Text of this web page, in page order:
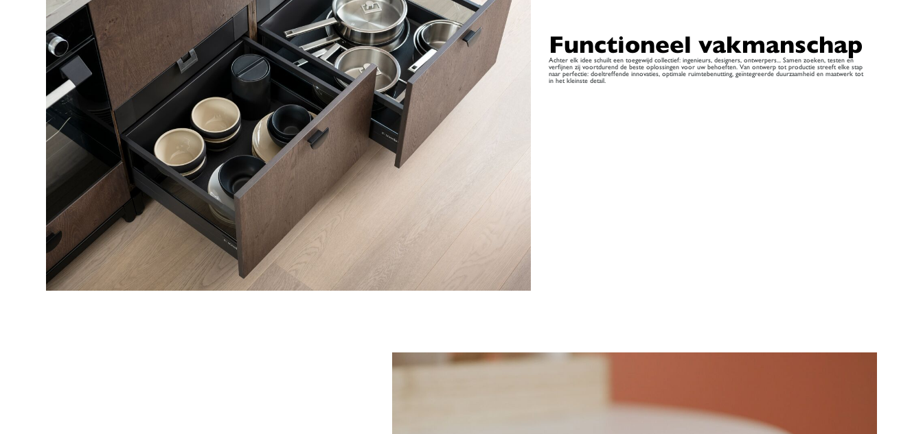
Functioneel vakmanschap
Achter elk idee schuilt een toegewijd collectief: ingenieurs, designers, ontwerpers... Samen zoeken, testen en
verfijnen zij voortdurend de beste oplossingen voor uw behoeften. Van ontwerp tot productie streeft elke stap
naar perfectie: doeltreffende innovaties, optimale ruimtebenutting, geïntegreerde duurzaamheid en maatwerk tot
in het kleinste detail.